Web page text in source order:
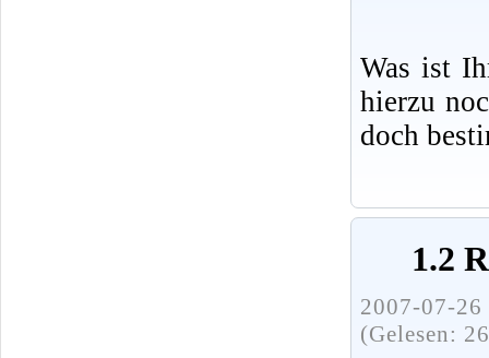
Was ist
hierzu
doch
1.2
2007-07-
(Gelesen: